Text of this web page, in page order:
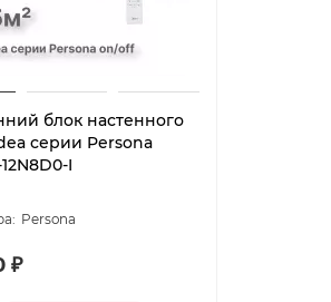
блок настенного
серии Persona
I
Persona
₽